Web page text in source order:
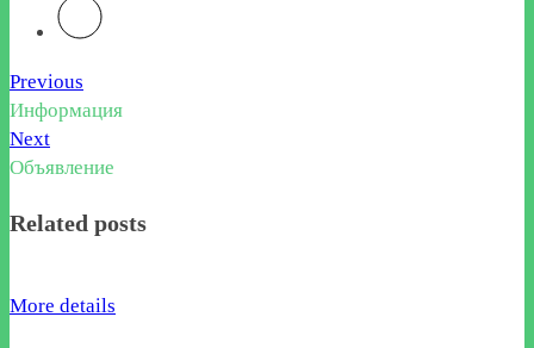
Previous
Информация
Next
Объявление
Related posts
More details